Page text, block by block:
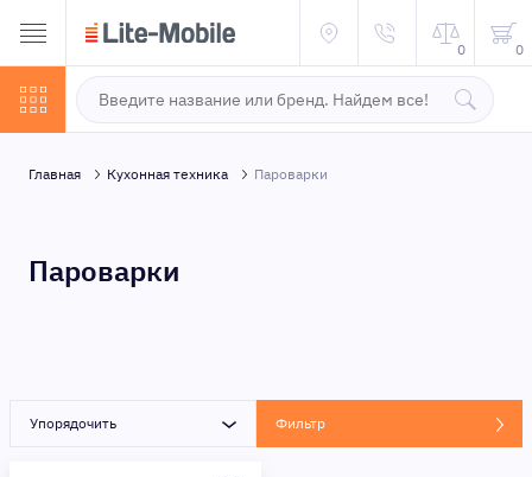
0 0
Главная Кухонная техника Пароварки
Пароварки
Упорядочить Фильтр